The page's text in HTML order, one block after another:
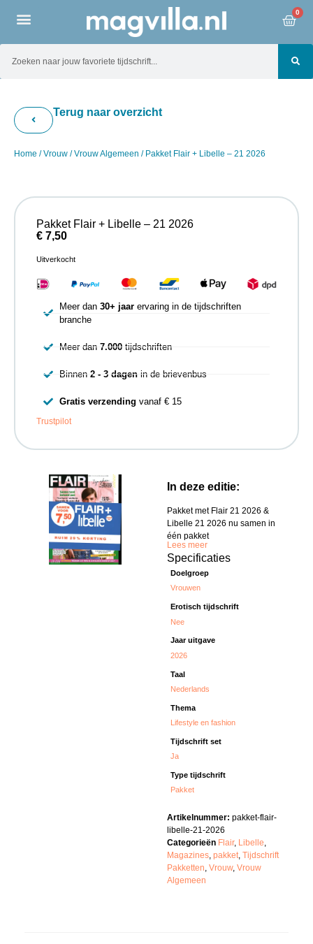
0
Terug naar overzicht
Home /Vrouw /Vrouw Algemeen / Pakket Flair + Libelle – 21 2026
In deze editie:
Pakket met Flair 21 2026 &
Libelle 21 2026 nu samen in
één pakket
Lees meer
Specificaties
Doelgroep
Vrouwen
Erotisch tijdschrift
Nee
Jaar uitgave
2026
Taal
Nederlands
Thema
Lifestyle en fashion
Tijdschrift set
Ja
Type tijdschrift
Pakket
Artikelnummer: pakket-flair-
libelle-21-2026
Categorieën Flair, Libelle,
Magazines, pakket, Tijdschrift
Pakketten, Vrouw, Vrouw
Algemeen
Pakket Flair + Libelle – 21 2026
€ 7,50
Uitverkocht
Meer dan 30+ jaarervaring in de tijdschriften
branche
Meer dan 7.000tijdschriften
Binnen 2 - 3 dagenin de brievenbus
Gratis verzending vanaf € 15
Trustpilot